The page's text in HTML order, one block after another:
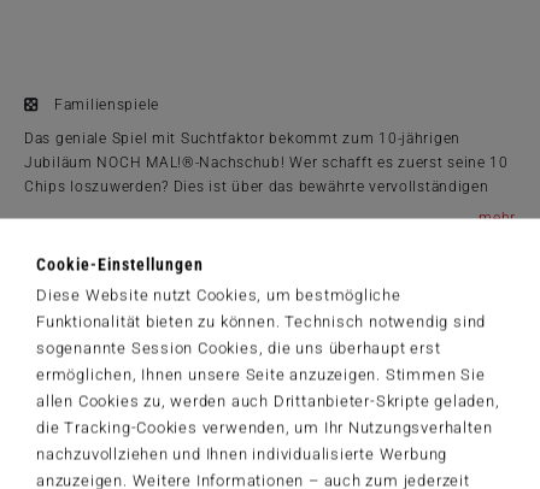
Cookie-Einstellungen
Diese Website nutzt Cookies, um bestmögliche
Funktionalität bieten zu können. Technisch notwendig sind
sogenannte Session Cookies, die uns überhaupt erst
ermöglichen, Ihnen unsere Seite anzuzeigen. Stimmen Sie
allen Cookies zu, werden auch Drittanbieter-Skripte geladen,
die Tracking-Cookies verwenden, um Ihr Nutzungsverhalten
nachzuvollziehen und Ihnen individualisierte Werbung
anzuzeigen. Weitere Informationen – auch zum jederzeit
Familienspiele
Das geniale Spiel mit Suchtfaktor bekommt zum 10-jährigen
Jubiläum NOCH MAL!®-Nachschub! Wer schafft es zuerst seine 10
Chips loszuwerden? Dies ist über das bewährte vervollständigen
den Grundregeln einfach wie das Original, aber bietet viel Neues
...
Produktinformationen
ab 8 Jahre
1 bis 6 Spieler
30 Min.
13 x 18 x 4 cm
Spielanleitungen
49481_Noch_X-Mal_DE.pdf
14,99 €